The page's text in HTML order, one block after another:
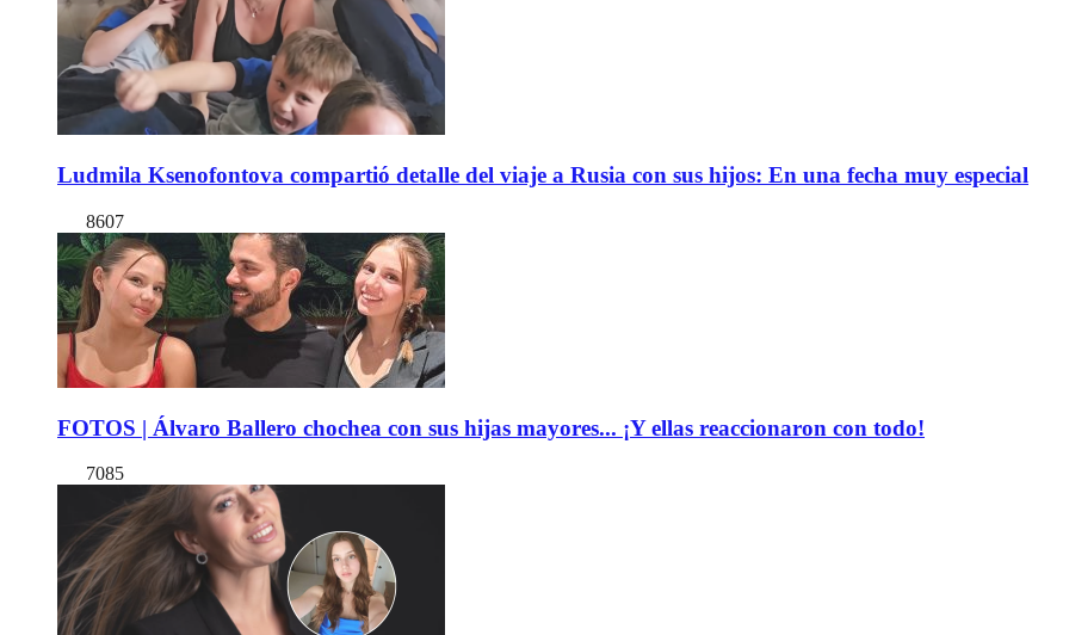
Ludmila Ksenofontova compartió detalle del viaje a Rusia con sus hijos: En una fecha muy especial
8607
FOTOS | Álvaro Ballero chochea con sus hijas mayores... ¡Y ellas reaccionaron con todo!
7085